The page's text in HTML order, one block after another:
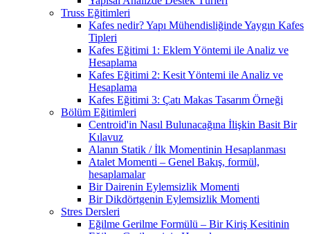
Truss Eğitimleri
Kafes nedir? Yapı Mühendisliğinde Yaygın Kafes
Tipleri
Kafes Eğitimi 1: Eklem Yöntemi ile Analiz ve
Hesaplama
Kafes Eğitimi 2: Kesit Yöntemi ile Analiz ve
Hesaplama
Kafes Eğitimi 3: Çatı Makas Tasarım Örneği
Bölüm Eğitimleri
Centroid'in Nasıl Bulunacağına İlişkin Basit Bir
Kılavuz
Alanın Statik / İlk Momentinin Hesaplanması
Atalet Momenti – Genel Bakış, formül,
hesaplamalar
Bir Dairenin Eylemsizlik Momenti
Bir Dikdörtgenin Eylemsizlik Momenti
Stres Dersleri
Eğilme Gerilme Formülü – Bir Kiriş Kesitinin